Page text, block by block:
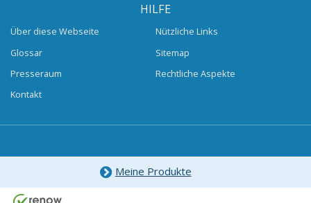
HILFE
Über diese Webseite
Glossar
Presseraum
Kontakt
Nützliche Links
Sitemap
Rechtliche Aspekte
Meine Produkte